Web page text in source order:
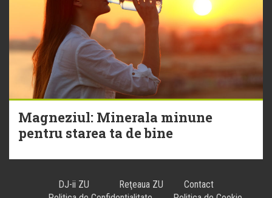
Magneziul: Minerala minune
pentru starea ta de bine
DJ-ii ZU Reţeaua ZU
Contact